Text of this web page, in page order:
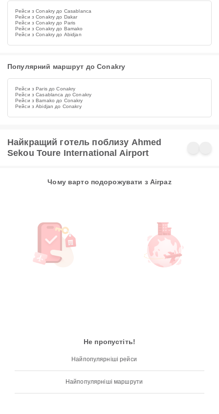
Рейси з Conakry до Casablanca
Рейси з Conakry до Dakar
Рейси з Conakry до Paris
Рейси з Conakry до Bamako
Рейси з Conakry до Abidjan
Популярний маршрут до Conakry
Рейси з Paris до Conakry
Рейси з Casablanca до Conakry
Рейси з Bamako до Conakry
Рейси з Abidjan до Conakry
Найкращий готель поблизу Ahmed
Sekou Toure International Airport
Чому варто подорожувати з Airpaz
Не пропустіть!
Найпопулярніші рейси
Найпопулярніші маршрути